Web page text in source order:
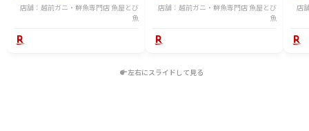
店舗：越前ガニ・鮮魚専門店 魚屋とび
魚
店舗：越前ガニ・鮮魚専門店 魚屋とび
魚
店
左右にスライドして見る